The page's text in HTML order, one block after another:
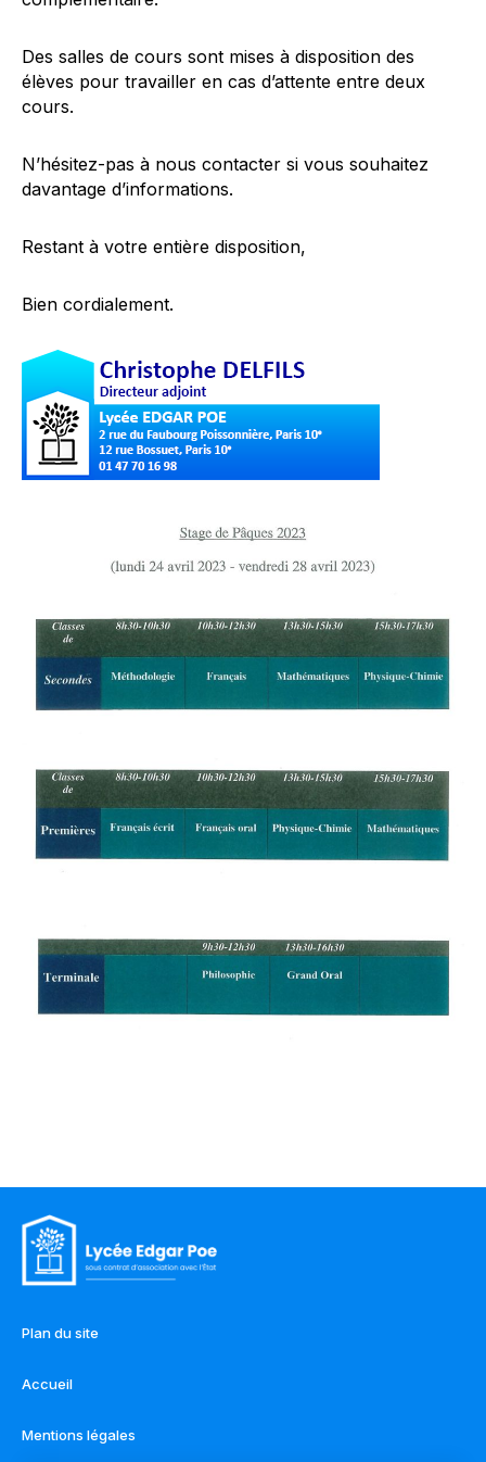
Des salles de cours sont mises à disposition des
élèves pour travailler en cas d’attente entre deux
cours.
N’hésitez-pas à nous contacter si vous souhaitez
davantage d’informations.
Restant à votre entière disposition,
Bien cordialement.
Plan du site
Accueil
Mentions légales